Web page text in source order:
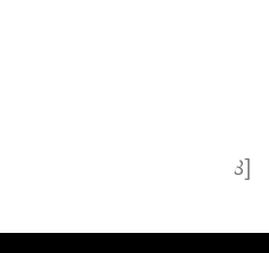
[html_block id="258"]